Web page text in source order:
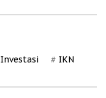
Investasi IKN